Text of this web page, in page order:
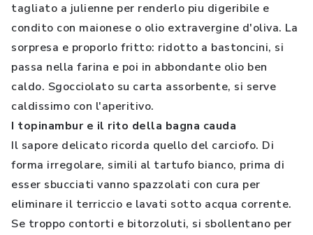
tagliato a julienne per renderlo piu digeribile e
condito con maionese o olio extravergine d'oliva. La
sorpresa e proporlo fritto: ridotto a bastoncini, si
passa nella farina e poi in abbondante olio ben
caldo. Sgocciolato su carta assorbente, si serve
caldissimo con l'aperitivo.
I topinambur e il rito della bagna cauda
Il sapore delicato ricorda quello del carciofo. Di
forma irregolare, simili al tartufo bianco, prima di
esser sbucciati vanno spazzolati con cura per
eliminare il terriccio e lavati sotto acqua corrente.
Se troppo contorti e bitorzoluti, si sbollentano per